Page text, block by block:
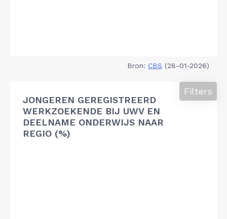
Bron: CBS (28-01-2026)
JONGEREN GEREGISTREERD
WERKZOEKENDE BIJ UWV EN
DEELNAME ONDERWIJS NAAR
REGIO (%)
Filters